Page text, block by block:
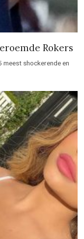
Rokers
meest shockerende en